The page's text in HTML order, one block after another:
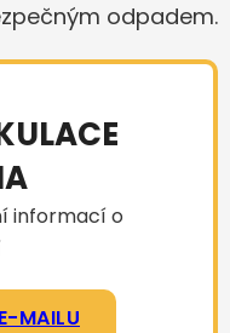
odpadem.
informací o
MAILU